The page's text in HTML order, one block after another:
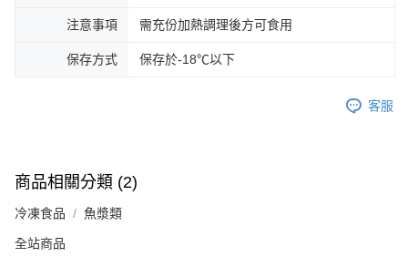
注意事項 需充份加熱調理後方可食用
保存方式 保存於-18℃以下
客服
商品相關分類 (2)
冷凍食品 魚漿類
全站商品